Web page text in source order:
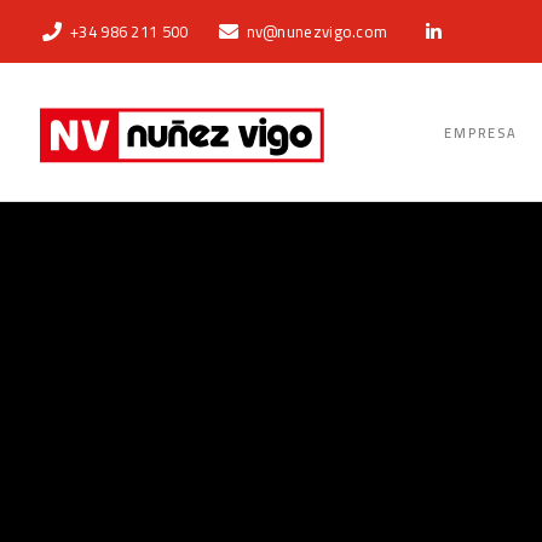
+34 986 211 500 nv@nunezvigo.com
EMPRESA